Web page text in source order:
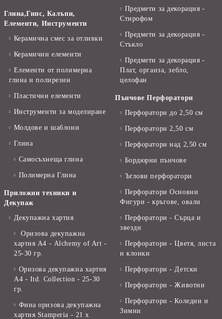
Глина,Гипс, Калъпи,
Елементи, Инструменти
Керамична смес за отливки
Керамични елементи
Елементи от полимерна
глина и полирезин
Пластични елементи
Инструменти за моделиране
Молдове и шаблони
Глина
Самосъхнеща глина
Полимерна Глина
Приложни техники и
Декупаж
Декупажна хартия
Оризова декупажна
хартия А4 - Alchemy of Art -
25-30 гр.
Оризова декупажна хартия
А4 - Itd. Collection - 25-30
гр.
Фина оризова декупажна
хартия Stamperia - 21 х
Предмети за декорация -
Стирофом
Предмети за декорация -
Стъкло
Предмети за декорация -
Плат, органза, зебло,
целофан
Пънчове Перфоратори
Перфоратори до 2,50 см
Перфоратори 2,50 см
Перфоратори над 2,50 см
Бордюрни пънчове
Ъглови перфоратори
Перфоратори Основни
Фигури - кръгове, овали
Перфоратори - Сърца и
звезди
Перфоратори - Цветя, листа
и клонки
Перфоратори - Детски
Перфоратори - Животни
Перфоратори - Коледни и
Зимни